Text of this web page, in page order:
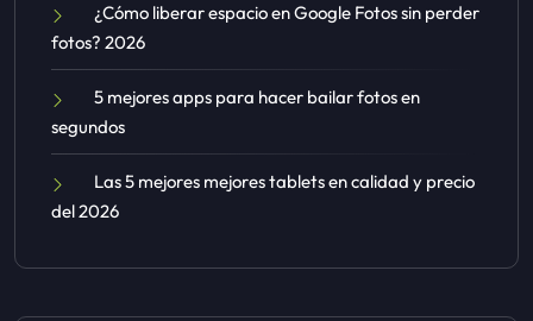
¿Cómo liberar espacio en Google Fotos sin perder
fotos? 2026
5 mejores apps para hacer bailar fotos en
segundos
Las 5 mejores mejores tablets en calidad y precio
del 2026